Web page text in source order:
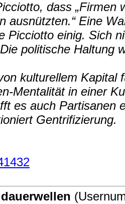
dass „Firmen
ausnützten.“ Eine
Picciotto einig. Sich
politische Haltung
kulturellem Kapital
Mentalität in einer
es auch Partisanen
Gentrifizierung.
dauerwellen